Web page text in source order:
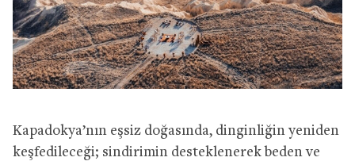
Kapadokya’nın eşsiz doğasında, dinginliğin yeniden
keşfedileceği; sindirimin desteklenerek beden ve